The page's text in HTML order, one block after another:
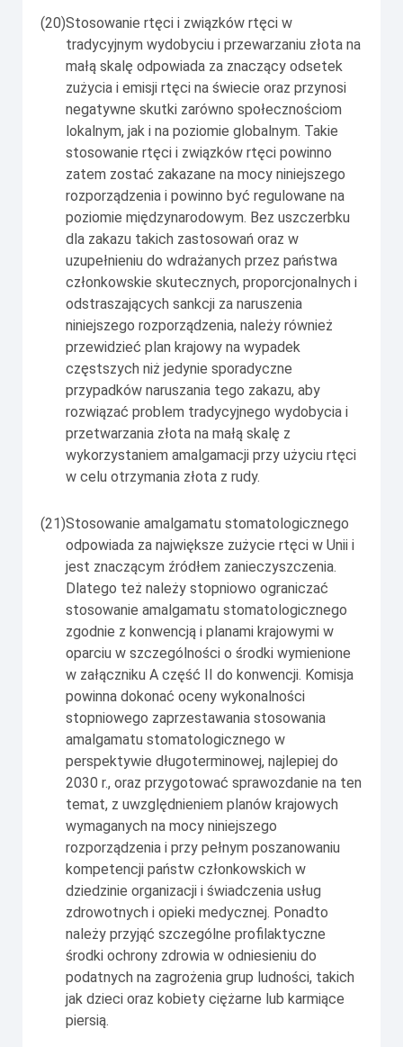
(20)Stosowanie rtęci i związków rtęci w
tradycyjnym wydobyciu i przewarzaniu złota na
małą skalę odpowiada za znaczący odsetek
zużycia i emisji rtęci na świecie oraz przynosi
negatywne skutki zarówno społecznościom
lokalnym, jak i na poziomie globalnym. Takie
stosowanie rtęci i związków rtęci powinno
zatem zostać zakazane na mocy niniejszego
rozporządzenia i powinno być regulowane na
poziomie międzynarodowym. Bez uszczerbku
dla zakazu takich zastosowań oraz w
uzupełnieniu do wdrażanych przez państwa
członkowskie skutecznych, proporcjonalnych i
odstraszających sankcji za naruszenia
niniejszego rozporządzenia, należy również
przewidzieć plan krajowy na wypadek
częstszych niż jedynie sporadyczne
przypadków naruszania tego zakazu, aby
rozwiązać problem tradycyjnego wydobycia i
przetwarzania złota na małą skalę z
wykorzystaniem amalgamacji przy użyciu rtęci
w celu otrzymania złota z rudy.
(21)Stosowanie amalgamatu stomatologicznego
odpowiada za największe zużycie rtęci w Unii i
jest znaczącym źródłem zanieczyszczenia.
Dlatego też należy stopniowo ograniczać
stosowanie amalgamatu stomatologicznego
zgodnie z konwencją i planami krajowymi w
oparciu w szczególności o środki wymienione
w załączniku A część II do konwencji. Komisja
powinna dokonać oceny wykonalności
stopniowego zaprzestawania stosowania
amalgamatu stomatologicznego w
perspektywie długoterminowej, najlepiej do
2030 r., oraz przygotować sprawozdanie na ten
temat, z uwzględnieniem planów krajowych
wymaganych na mocy niniejszego
rozporządzenia i przy pełnym poszanowaniu
kompetencji państw członkowskich w
dziedzinie organizacji i świadczenia usług
zdrowotnych i opieki medycznej. Ponadto
należy przyjąć szczególne profilaktyczne
środki ochrony zdrowia w odniesieniu do
podatnych na zagrożenia grup ludności, takich
jak dzieci oraz kobiety ciężarne lub karmiące
piersią.